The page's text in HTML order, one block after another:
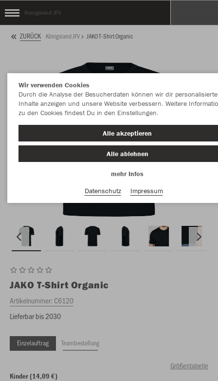
Königsland JFV
ZURÜCK Königsland JFV JAKO T-Shirt Organic
JAKO T-Shirt Organic
Artikelnummer: C6120
Lieferbar bis 2030
Einzelauftrag Teambestellung
Größentabelle
Kinder (14,09 €)
Wir verwenden Cookies
Durch die Analyse der Besucherdaten können wir dir personalisierte
Inhalte anzeigen und unsere Website verbessern. Weitere
zu den Cookies findest Du in den Einstellungen.
Alle akzeptieren
Alle ablehnen
mehr Infos
Datenschutz
Impressum